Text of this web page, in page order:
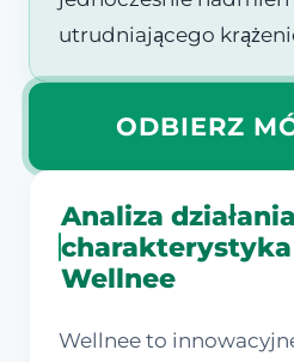
utrudniającego
ODBIERZ
Analiza
Wellnee
Wellnee to